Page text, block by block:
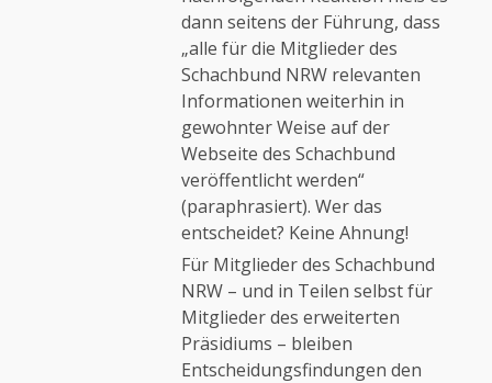
dann seitens der Führung, dass
„alle für die Mitglieder des
Schachbund NRW relevanten
Informationen weiterhin in
gewohnter Weise auf der
Webseite des Schachbund
veröffentlicht werden“
(paraphrasiert). Wer das
entscheidet? Keine Ahnung!
Für Mitglieder des Schachbund
NRW – und in Teilen selbst für
Mitglieder des erweiterten
Präsidiums – bleiben
Entscheidungsfindungen den